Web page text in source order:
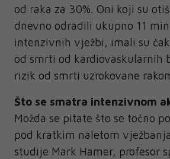
od raka za 30%. Oni koji su
dnevno odradili ukupno 11
intenzivnih vježbi, imali su
od smrti od kardiovaskularnih
rizik od smrti uzrokovane
Što se smatra intenzivnom
Možda se pitate što se točno
pod kratkim naletom
studije Mark Hamer, profesor